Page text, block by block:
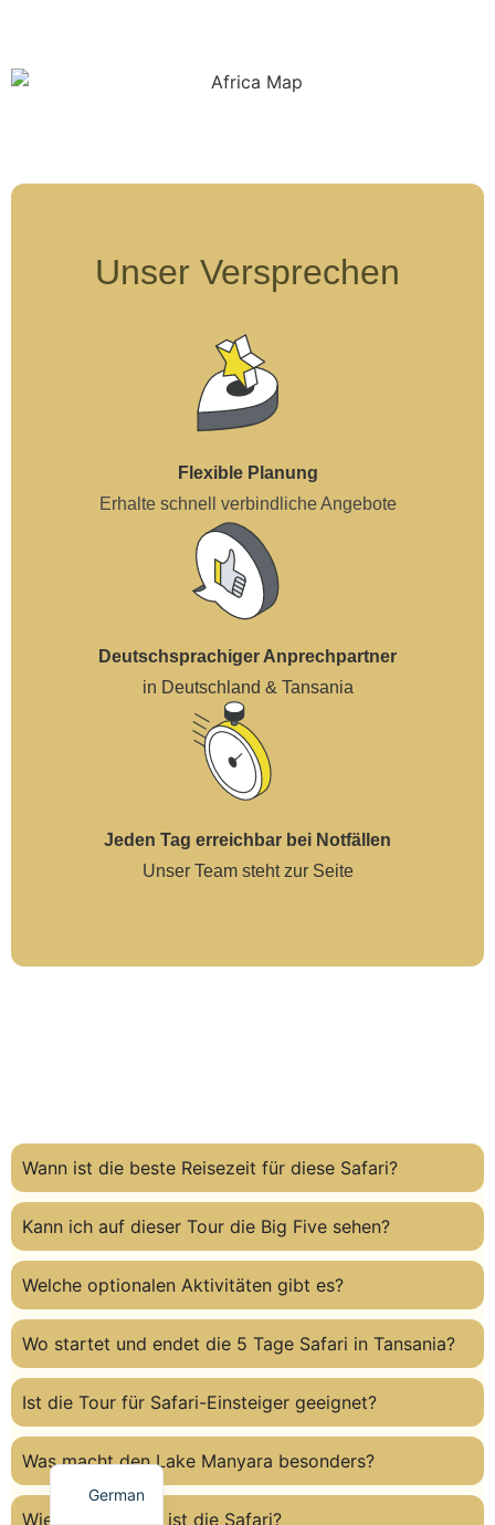
Unser Versprechen
Flexible Planung
Erhalte schnell verbindliche Angebote
Deutschsprachiger Anprechpartner
in Deutschland & Tansania
Jeden Tag erreichbar bei Notfällen
Unser Team steht zur Seite
Wann ist die beste Reisezeit für diese Safari?
Kann ich auf dieser Tour die Big Five sehen?
Welche optionalen Aktivitäten gibt es?
Wo startet und endet die 5 Tage Safari in Tansania?
Ist die Tour für Safari-Einsteiger geeignet?
Was macht den Lake Manyara besonders?
Wie anstrengend ist die Safari?
German